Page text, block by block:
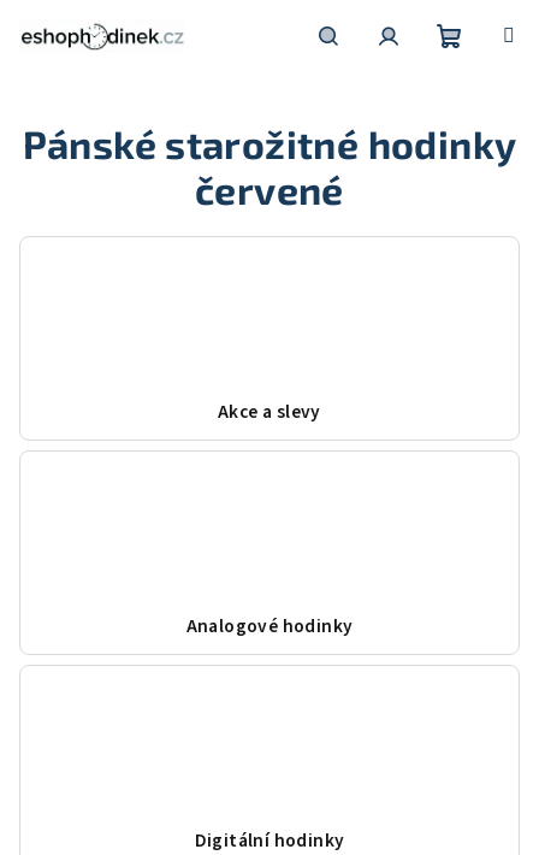
košík
Pánské starožitné hodinky
červené
Akce a slevy
Analogové hodinky
Digitální hodinky